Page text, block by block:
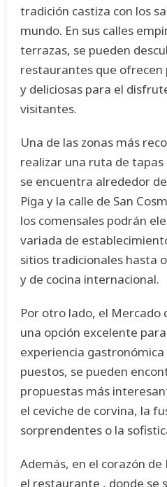
tradición castiza con los
mundo. En sus calles
terrazas, se pueden
restaurantes que ofrecen
y deliciosas para el
visitantes.
Una de las zonas más
realizar una ruta de tapas
se encuentra alrededor
Piga y la calle de San
los comensales podrán
variada de
sitios tradicionales hasta
y de cocina internacional.
Por otro lado, el Mercado
una opción excelente
experiencia
puestos, se pueden
propuestas más
el ceviche de corvina, la
sorprendentes o la
Además, en el corazón
el restaurante , donde se